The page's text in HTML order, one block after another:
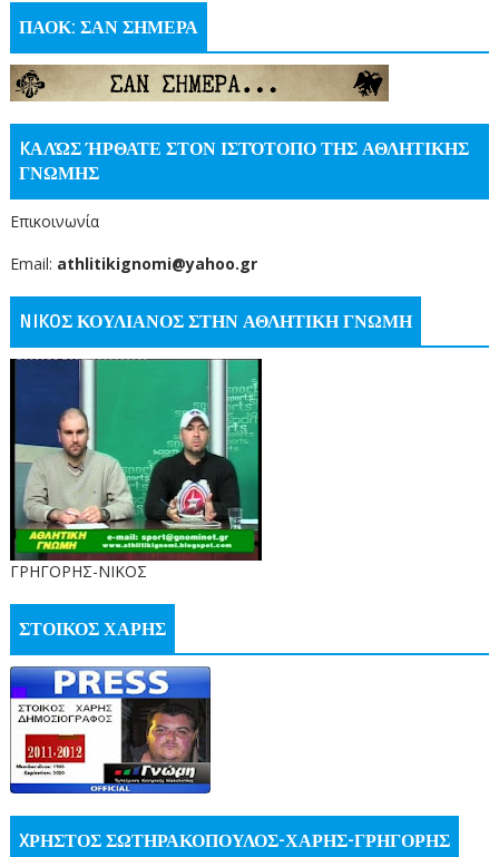
ΠΑΟΚ: ΣΑΝ ΣΗΜΕΡΑ
KΑΛΏΣ ΉΡΘΑΤΕ ΣΤΟΝ ΙΣΤΌΤΟΠΟ ΤΗΣ ΑΘΛΗΤΙΚΗΣ
ΓΝΩΜΗΣ
Επικοινωνία
Email: athlitikignomi@yahoo.gr
NIKOΣ ΚΟΥΛΙΑΝΟΣ ΣΤΗΝ ΑΘΛΗΤΙΚΗ ΓΝΩΜΗ
ΓΡΗΓΟΡΗΣ-ΝΙΚΟΣ
ΣΤΟΙΚΟΣ ΧΑΡΗΣ
XΡΗΣΤΟΣ ΣΩΤΗΡΑΚΟΠΟΥΛΟΣ-ΧΑΡΗΣ-ΓΡΗΓΟΡΗΣ